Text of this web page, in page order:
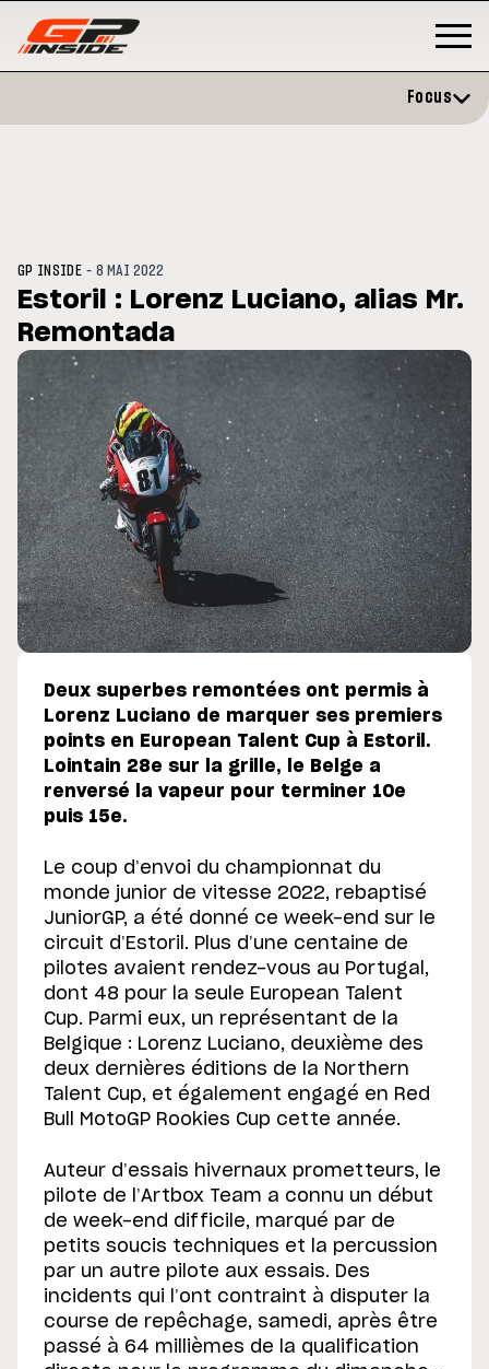
: Horaires et
du GP de Grande-
Zarco évite l'opération et vise
Focus
GP INSIDE -8 MAI 2022
Estoril : Lorenz Luciano, alias Mr.
Remontada
Deux superbes remontées ont permis à
Lorenz Luciano de marquer ses premiers
points en European Talent Cup à Estoril.
Lointain 28e sur la grille, le Belge a
renversé la vapeur pour terminer 10e
puis 15e.
Le coup d’envoi du championnat du
monde junior de vitesse 2022, rebaptisé
JuniorGP, a été donné ce week-end sur le
circuit d’Estoril. Plus d’une centaine de
pilotes avaient rendez-vous au Portugal,
dont 48 pour la seule European Talent
Cup. Parmi eux, un représentant de la
Belgique : Lorenz Luciano, deuxième des
deux dernières éditions de la Northern
Talent Cup, et également engagé en Red
Bull MotoGP Rookies Cup cette année.
Auteur d’essais hivernaux prometteurs, le
pilote de l’Artbox Team a connu un début
de week-end difficile, marqué par de
petits soucis techniques et la percussion
par un autre pilote aux essais. Des
incidents qui l’ont contraint à disputer la
course de repêchage, samedi, après être
passé à 64 millièmes de la qualification